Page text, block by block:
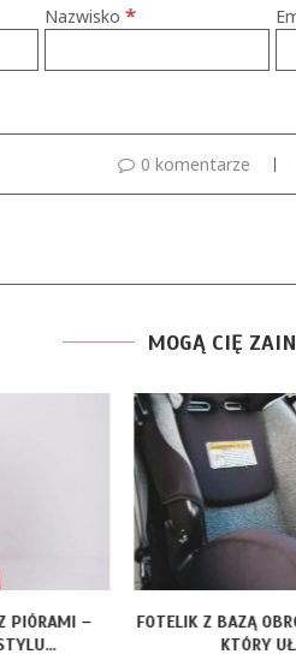
Nazwisko*
0 komentarze
MOGĄ CIĘ
PIÓRAMI –
FOTELIK Z BAZĄ
KTÓRY